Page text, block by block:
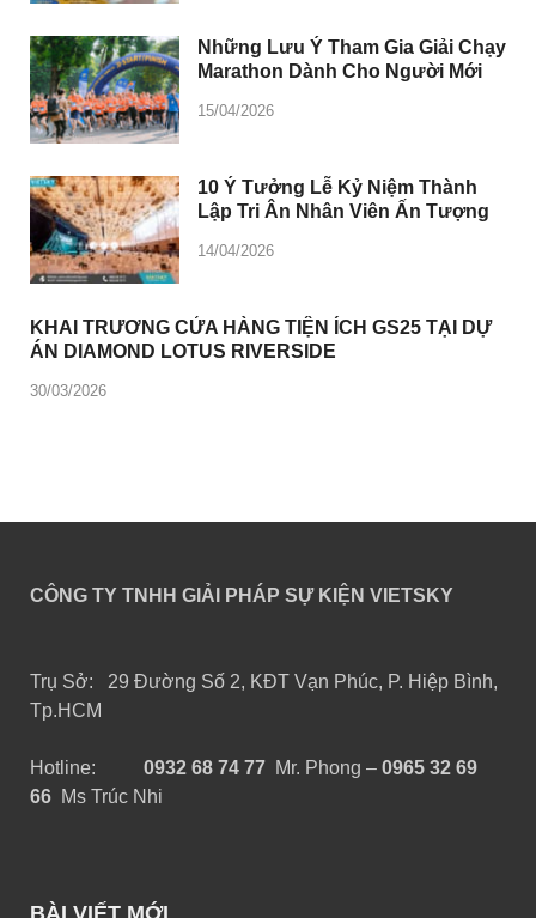
Những Lưu Ý Tham Gia Giải Chạy
Marathon Dành Cho Người Mới
15/04/2026
10 Ý Tưởng Lễ Kỷ Niệm Thành
Lập Tri Ân Nhân Viên Ấn Tượng
14/04/2026
KHAI TRƯƠNG CỬA HÀNG TIỆN ÍCH GS25 TẠI DỰ
ÁN DIAMOND LOTUS RIVERSIDE
30/03/2026
CÔNG TY TNHH GIẢI PHÁP SỰ KIỆN VIETSKY
Trụ Sở: 29 Đường Số 2, KĐT Vạn Phúc, P. Hiệp Bình,
Tp.HCM
Hotline: 0932 68 74 77 Mr. Phong – 0965 32 69
66 Ms Trúc Nhi